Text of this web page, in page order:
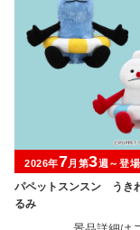
パペットスンスン うき
るみ
2026年7月第3週～登場